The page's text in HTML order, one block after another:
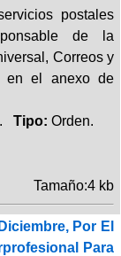
postales
de la
Correos y
en el anexo de
Tipo: Orden.
Tamaño:4 kb
Por El
Para